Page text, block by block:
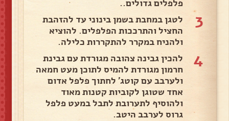
פלפלים גדולים..
3
לטגן במחבת בשמן בינוני עד להזהבת
החציל והתרככות הפלפלים. להוציא
ולהניח במקרר להתקררות כלילה.
4
להכין גבינה צהובה מגורדת עם גבינת
חרמון מגורדת להמיס לתוכן מעט חמאה
ולערבב עם קוטג' לחתוך פלפל אדום
אחד שטוגן לקוביות קטנות מאוד
ולהוסיף לתערובת לתבל במעט פלפל
גרוס לערבב היטב.